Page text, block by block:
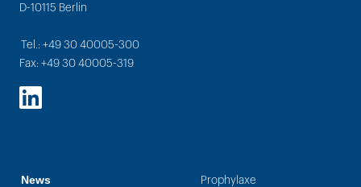
D-10115 Berlin
Tel.: +49 30 40005-300
Fax: +49 30 40005-319
LinkedIn
News Prophylaxe